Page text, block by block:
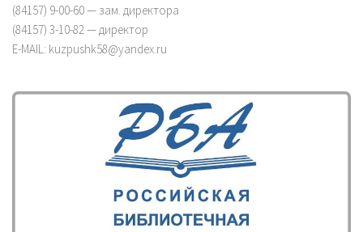
(84157) 9-00-60 — зам. директора
(84157) 3-10-82 — директор
E-MAIL: kuzpushk58@yandex.ru